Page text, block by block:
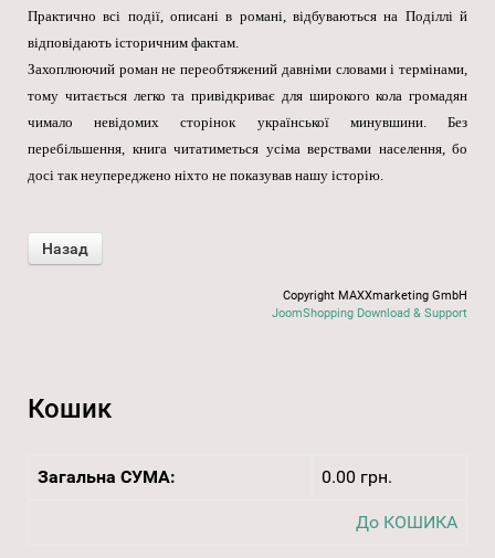
Практично всі події, описані в романі, відбуваються на Поділлі й
відповідають історичним фактам.
Захоплюючий роман не переобтяжений давніми словами і термінами,
тому читається легко та привідкриває для широкого кола громадян
чимало невідомих сторінок української минувшини. Без
перебільшення, книга читатиметься усіма верствами населення, бо
досі так неупереджено ніхто не показував нашу історію.
Copyright MAXXmarketing GmbH
JoomShopping Download & Support
Кошик
Загальна СУМА: 0.00 грн.
До КОШИКА